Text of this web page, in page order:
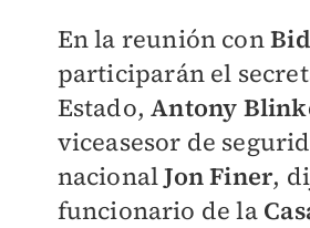
En la reunión con
participarán el
Estado,Antony
viceasesor de
nacionalJon Finer,
funcionario de la